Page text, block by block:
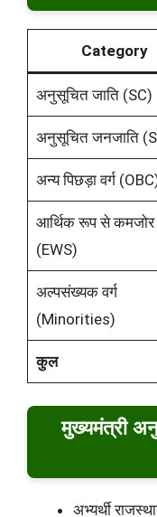
Category
अनुसूचित जाति (SC)
अनुसूचित जनजाति
अन्य पिछड़ा वर्ग
आर्थिक रूप से कमजोर
(EWS)
अल्पसंख्यक वर्ग
(Minorities)
कुल
मुख्यमंत्री
अभ्यर्थी